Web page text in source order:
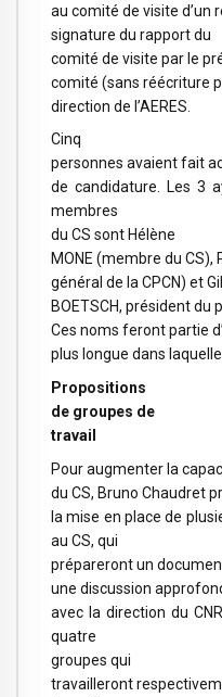
au comité de visite d’un
signature du rapport du
comité de visite par le
comité (sans réécriture
direction de l’AERES.
Cinq
personnes avaient fait
de candidature. Les 3
membres
du CS sont Hélène
MONE (membre du CS),
général de la CPCN) et
BOETSCH, président du
Ces noms feront partie
plus longue dans
Propositions
de groupes de
travail
Pour augmenter la
du CS, Bruno Chaudret
la mise en place de
au CS, qui
prépareront un
une discussion
avec la direction du
quatre
groupes qui
travailleront